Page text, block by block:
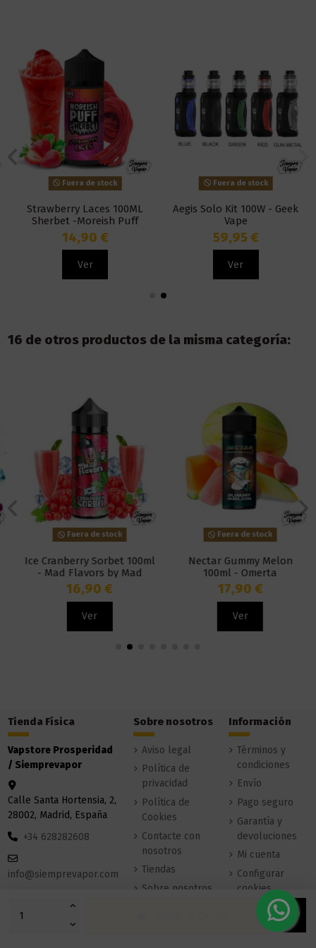
Fuera de stock
Strawberry Laces 100ML
Sherbet -Moreish Puff
14,90 €
Ver
Fuera de stock
Aegis Solo Kit 100W - Geek
Vape
59,95 €
Ver
16 de otros productos de la misma categoría:
Fuera de stock
Ice Cranberry Sorbet 100ml
- Mad Flavors by Mad
Alchemist
16,90 €
Ver
Fuera de stock
Nectar Gummy Melon
100ml - Omerta
17,90 €
Ver
Tienda Física
Vapstore Prosperidad
/ Siemprevapor
Calle Santa Hortensia, 2,
28002, Madrid, España
+34 628282608
info@siemprevapor.com
Sobre nosotros
Aviso legal
Política de
privacidad
Política de
Cookies
Contacte con
nosotros
Tiendas
Sobre nosotros
Información
Términos y
condiciones
Envío
Pago seguro
Garantía y
devoluciones
Mi cuenta
Configurar
cookies